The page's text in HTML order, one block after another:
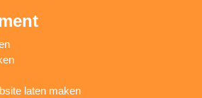
laten maken